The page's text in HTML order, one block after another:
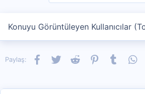
Konuyu Görüntüleyen Kullanıcılar
Paylaş: Facebook
TwitterReddit PinterestTumblr